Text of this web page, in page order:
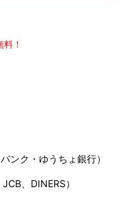
！
ンク・ゆうちょ銀行）
、DINERS）